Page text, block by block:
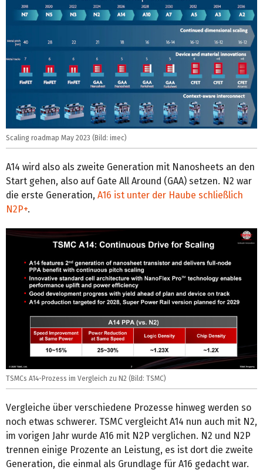
Scaling roadmap May 2023 (Bild: imec)
A14 wird also als zweite Generation mit Nanosheets an den
Start gehen, also auf Gate All Around (GAA) setzen. N2 war
die erste Generation, A16 ist unter der Haube schließlich
N2P+.
TSMCs A14-Prozess im Vergleich zu N2 (Bild: TSMC)
Vergleiche über verschiedene Prozesse hinweg werden so
noch etwas schwerer. TSMC vergleicht A14 nun auch mit N2,
im vorigen Jahr wurde A16 mit N2P verglichen. N2 und N2P
trennen einige Prozente an Leistung, es ist dort die zweite
Generation, die einmal als Grundlage für A16 gedacht war.